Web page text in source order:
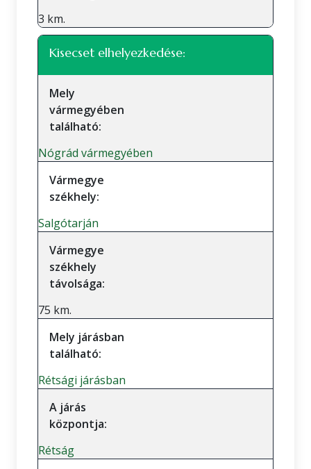
3 km.
Kisecset elhelyezkedése:
Mely
vármegyében
található:
Nógrád vármegyében
Vármegye
székhely:
Salgótarján
Vármegye
székhely
távolsága:
75 km.
Mely járásban
található:
Rétsági járásban
A járás
központja:
Rétság